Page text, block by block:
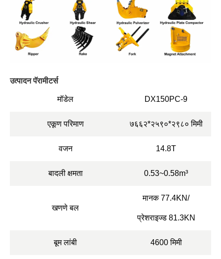
उत्पादन पॅरामीटर्स
मॉडेल DX150PC-9
एकूण परिमाण ७६६२*२५९०*२९८० मिमी
वजन 14.8T
बादली क्षमता 0.53~0.58m³
खणणे बल
मानक 77.4KN/
प्रेशराइज्ड 81.3KN
बूम लांबी 4600 मिमी